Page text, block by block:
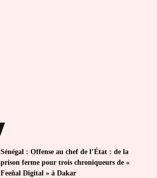
Sénégal : Offense au chef de l’État : de la
prison ferme pour trois chroniqueurs de «
Feeñal Digital » à Dakar